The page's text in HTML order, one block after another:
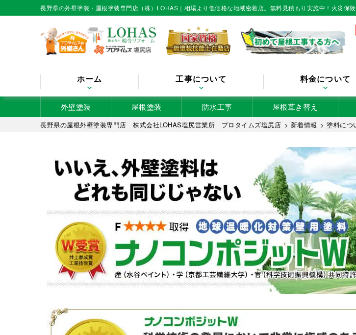
長野県の外壁塗装・屋根塗装専門店（株）LOHAS｜相場より低価格な地域密着店。無料見積もり実施中！火災
ホーム 工事について 料金について
外壁塗装 屋根塗装 防水工事 屋根葺き替え
長野県の屋根外壁塗装専門店 株式会社LOHAS塩尻営業所 プロタイムズ塩尻店 > 新着情報 > 塗料につ